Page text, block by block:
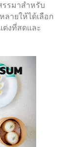
รรมาสำหรับ
ลายให้ได้เลือก
ต่งที่สดและ